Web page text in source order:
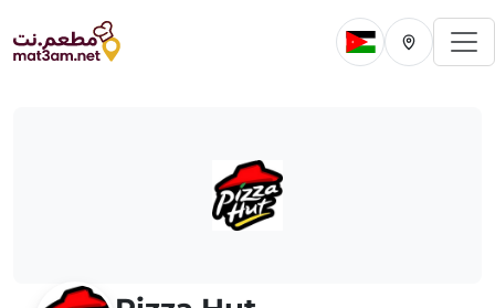
Change current
Change